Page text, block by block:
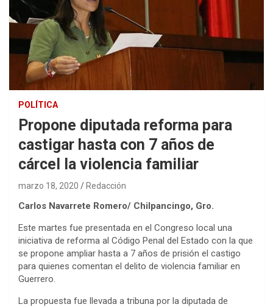
POLÍTICA
Propone diputada reforma para
castigar hasta con 7 años de
cárcel la violencia familiar
marzo 18, 2020 Redacción
Carlos Navarrete Romero/ Chilpancingo, Gro.
Este martes fue presentada en el Congreso local una
iniciativa de reforma al Código Penal del Estado con la que
se propone ampliar hasta a 7 años de prisión el castigo
para quienes comentan el delito de violencia familiar en
Guerrero.
La propuesta fue llevada a tribuna por la diputada de